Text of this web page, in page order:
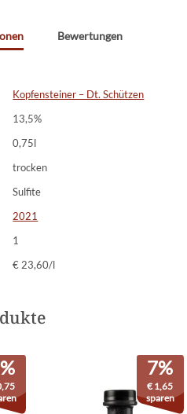
Bewertungen
Kopfensteiner – Dt. Schützen
13,5%
0,75l
trocken
Sulfite
2021
1
€ 23,60/l
7%
€1,65
sparen